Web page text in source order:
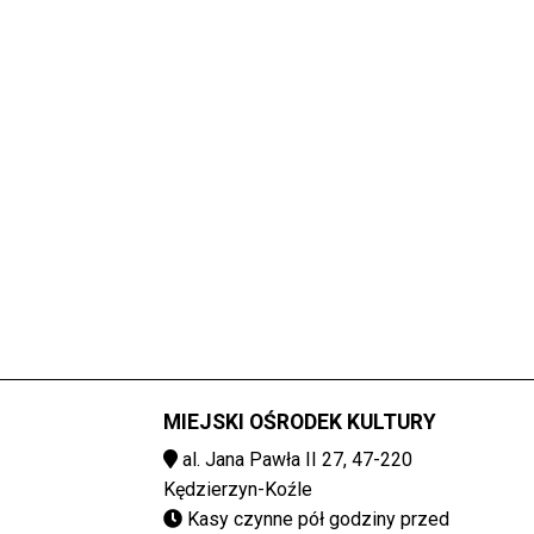
MIEJSKI OŚRODEK KULTURY
al. Jana Pawła II 27, 47-220
Kędzierzyn-Koźle
Kasy czynne pół godziny przed